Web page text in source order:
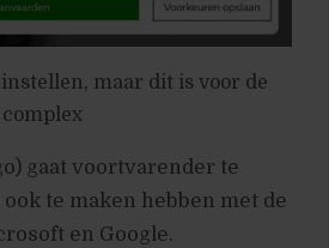
maar dit is voor de
complex
gaat voortvarender te
te maken hebben met de
en Google.